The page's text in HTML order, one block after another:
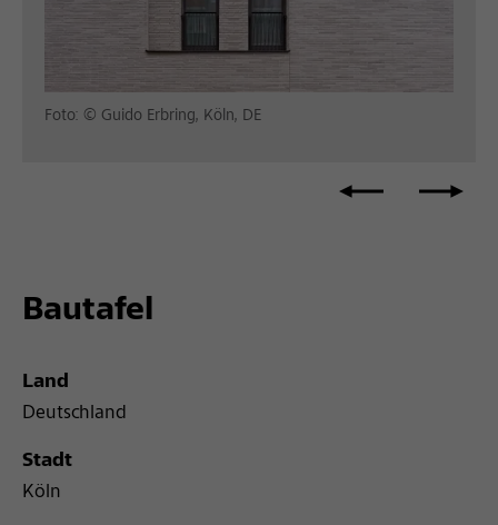
Foto: © Guido Erbring, Köln, DE
Bautafel
Land
Deutschland
Stadt
Köln